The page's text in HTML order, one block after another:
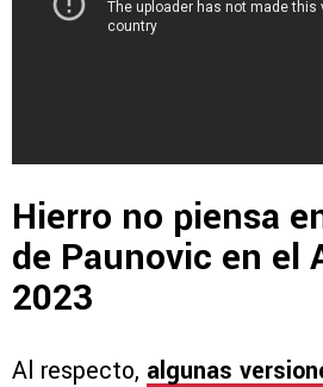
Hierro no piensa
de Paunovic en el
2023
Al respecto, algunas